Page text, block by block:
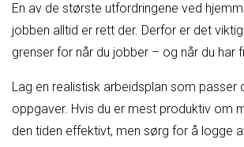
En av de største utfordringene ved
jobben alltid er rett der. Derfor er det
grenser for når du jobber – og når du har
Lag en realistisk arbeidsplan som passer
oppgaver. Hvis du er mest produktiv om
den tiden effektivt, men sørg for å logge